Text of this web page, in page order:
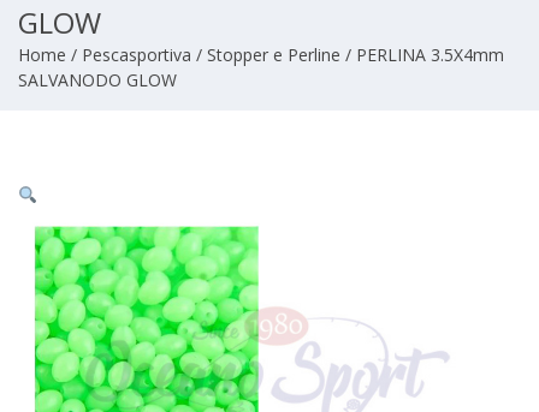
GLOW
Home / Pescasportiva / Stopper e Perline / PERLINA 3.5X4mm
SALVANODO GLOW